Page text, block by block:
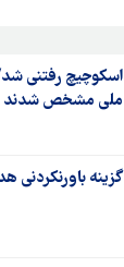
اسکوچیچ رفتنی
ملی مشخص شدند
گزینه باورنکردنی